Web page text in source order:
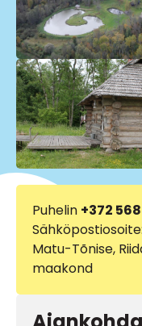
Puhelin +372
Sähköpostiosoite:
Matu-Tõnise,
maakond